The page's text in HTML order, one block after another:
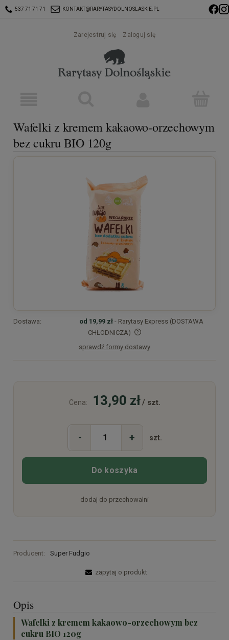
537 71 71 71 KONTAKT@RARYTASYDOLNOSLASKIE.PL
Zarejestruj się Zaloguj się
Wafelki z kremem kakaowo-orzechowym
bez cukru BIO 120g
Dostawa: od 19,99 zł - Rarytasy Express (DOSTAWA
CHŁODNICZA)
Cena nie zawiera ewentualnych kosztów płatności
sprawdź formy dostawy
Cena: 13,90 zł/ szt.
- + szt.
Do koszyka
dodaj do przechowalni
Producent: Super Fudgio
zapytaj o produkt
Opis
Wafelki z kremem kakaowo-orzechowym bez
cukru BIO 120g